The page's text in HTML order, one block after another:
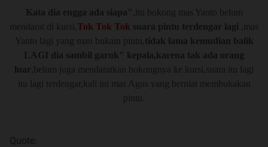
Kata dia engga ada siapa" ,itu bokong mas Yanto belum
mendarat di kursi, Tok Tok Tok suara pintu terdengar lagi ,mas
Yanto lagi yang mau bukain pintu,
tidak lama kemudian balik
LAGI dia sambil garuk" kepala,karena tak ada orang
luar ,belum juga mendaratkan bokongnya ke kursi,suara itu lagi
itu lagi terdengar,kali ini mas Agus yang berniat membukakan
pintu.
Quote: